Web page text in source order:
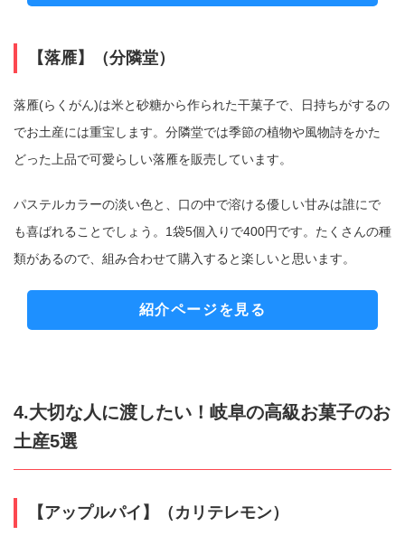
【落雁】（分隣堂）
落雁(らくがん)は米と砂糖から作られた干菓子で、日持ちがするの
でお土産には重宝します。分隣堂では季節の植物や風物詩をかた
どった上品で可愛らしい落雁を販売しています。
パステルカラーの淡い色と、口の中で溶ける優しい甘みは誰にで
も喜ばれることでしょう。1袋5個入りで400円です。たくさんの種
類があるので、組み合わせて購入すると楽しいと思います。
紹介ページを見る
4.大切な人に渡したい！岐阜の高級お菓子のお
土産5選
【アップルパイ】（カリテレモン）